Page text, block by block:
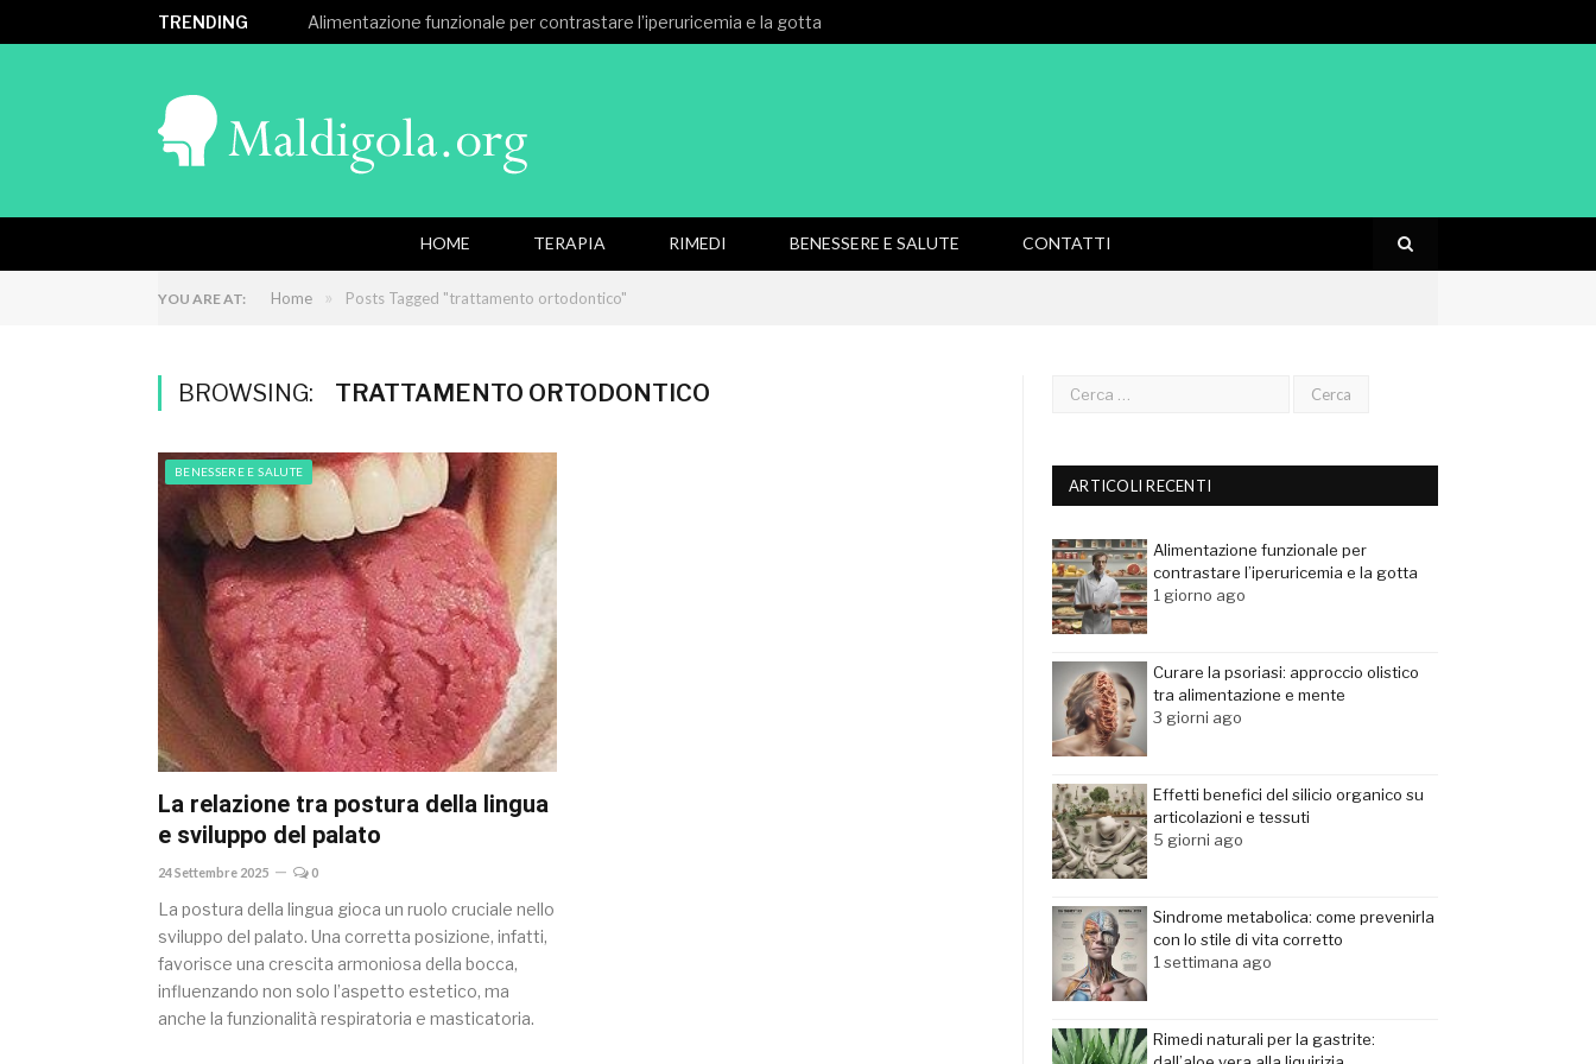
TRENDING Alimentazione funzionale per contrastare l’iperuricemia e la gotta
HOME TERAPIA RIMEDI BENESSERE E SALUTE CONTATTI
YOU ARE AT: Home » Posts Tagged "trattamento ortodontico"
BROWSING: TRATTAMENTO ORTODONTICO
BENESSERE E SALUTE
La relazione tra postura della lingua
e sviluppo del palato
24 Settembre 2025 0
La postura della lingua gioca un ruolo cruciale nello
sviluppo del palato. Una corretta posizione, infatti,
favorisce una crescita armoniosa della bocca,
influenzando non solo l’aspetto estetico, ma
anche la funzionalità respiratoria e masticatoria.
ARTICOLI RECENTI
Alimentazione funzionale per
contrastare l’iperuricemia e la gotta
1 giorno ago
Curare la psoriasi: approccio olistico
tra alimentazione e mente
3 giorni ago
Effetti benefici del silicio organico su
articolazioni e tessuti
5 giorni ago
Sindrome metabolica: come prevenirla
con lo stile di vita corretto
1 settimana ago
Rimedi naturali per la gastrite: